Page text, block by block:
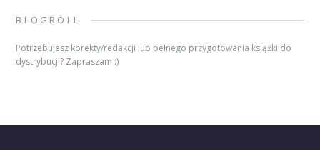
BLOGROLL
Potrzebujesz korekty/redakcji lub pełnego przygotowania książki do
dystrybucji? Zapraszam :)